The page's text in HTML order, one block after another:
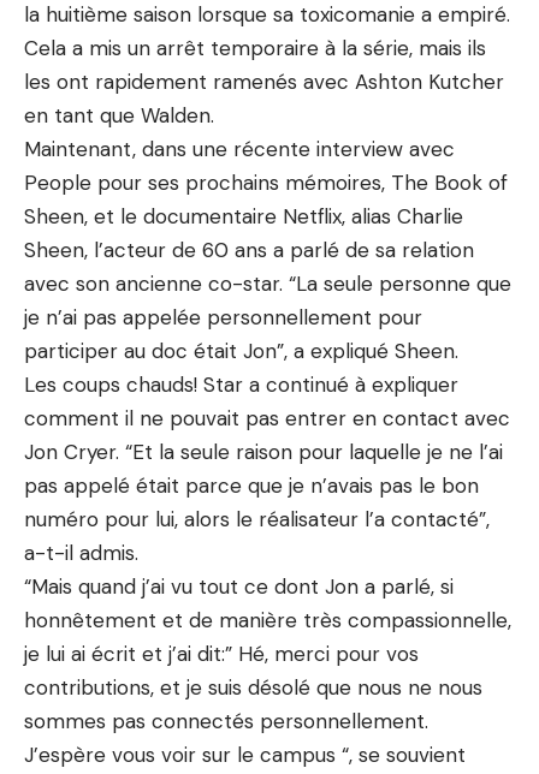
la huitième saison lorsque sa toxicomanie a empiré.
Cela a mis un arrêt temporaire à la série, mais ils
les ont rapidement ramenés avec Ashton Kutcher
en tant que Walden.
Maintenant, dans une récente interview avec
People pour ses prochains mémoires, The Book of
Sheen, et le documentaire Netflix, alias Charlie
Sheen, l’acteur de 60 ans a parlé de sa relation
avec son ancienne co-star. “La seule personne que
je n’ai pas appelée personnellement pour
participer au doc ​​était Jon”, a expliqué Sheen.
Les coups chauds! Star a continué à expliquer
comment il ne pouvait pas entrer en contact avec
Jon Cryer. “Et la seule raison pour laquelle je ne l’ai
pas appelé était parce que je n’avais pas le bon
numéro pour lui, alors le réalisateur l’a contacté”,
a-t-il admis.
“Mais quand j’ai vu tout ce dont Jon a parlé, si
honnêtement et de manière très compassionnelle,
je lui ai écrit et j’ai dit:” Hé, merci pour vos
contributions, et je suis désolé que nous ne nous
sommes pas connectés personnellement.
J’espère vous voir sur le campus “, se souvient